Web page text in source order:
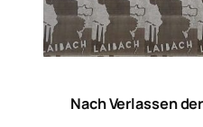
Nach Verlassen